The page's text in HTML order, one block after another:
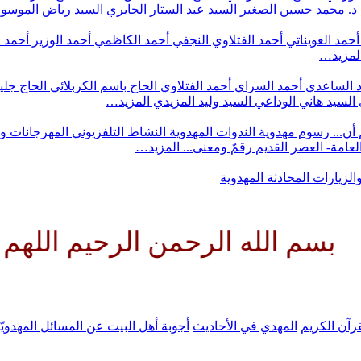
د. محمد حسين الصغير السيد عبد الستار الجابري السيد رياض
أحمد العويناتي أحمد الفتلاوي النجفي أحمد الكاظمي أحمد الوزير
الساعدي أحمد السراي أحمد الفتلاوي الحاج باسم الكربلائي الحاج
السيد هاني الوداعي السيد وليد المزيدي المزيد…
أن... رسوم مهدوية الندوات المهدوية النشاط التلفزيوني المهرجانات
العامة- العصر القديم رقمٌ ومعنى... المزيد…
المحادثة المهدوية
الرحمن الرحيم اللهم كن
الكريم المهدي في الأحاديث أجوبة أهل البيت عن المسائل